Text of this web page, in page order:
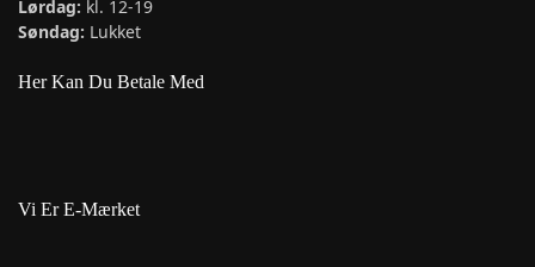
Lørdag: kl. 12-19
Søndag: Lukket
Her Kan Du Betale Med
Vi Er E-Mærket